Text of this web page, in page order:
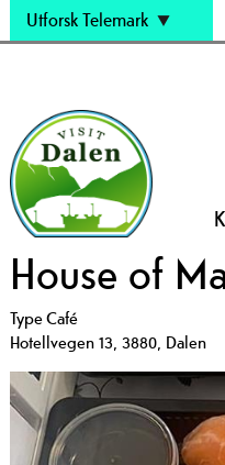
Utforsk Telemark
House of
TypeCafé
Hotellvegen 13, 3880, Dalen